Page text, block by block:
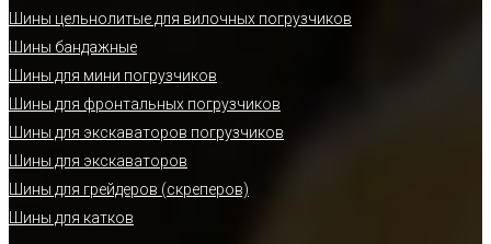
Шины цельнолитые для вилочных погрузчиков
Шины бандажные
Шины для мини погрузчиков
Шины для фронтальных погрузчиков
Шины для экскаваторов погрузчиков
Шины для экскаваторов
Шины для грейдеров (скреперов)
Шины для катков